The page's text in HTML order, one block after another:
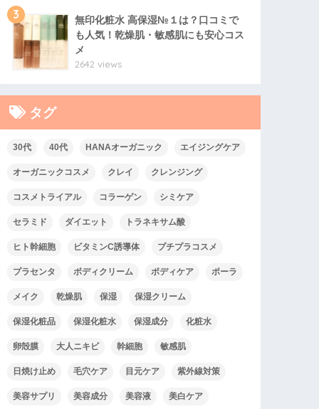
3
無印化粧水 高保湿№１は？口コミで
も人気！乾燥肌・敏感肌にも安心コス
メ
2642 views
タグ
30代 40代 HANAオーガニック エイジングケア
オーガニックコスメ クレイ クレンジング
コスメトライアル コラーゲン シミケア
セラミド ダイエット トラネキサム酸
ヒト幹細胞 ビタミンC誘導体 プチプラコスメ
プラセンタ ボディクリーム ボディケア ポーラ
メイク 乾燥肌 保湿 保湿クリーム
保湿化粧品 保湿化粧水 保湿成分 化粧水
卵殻膜 大人ニキビ 幹細胞 敏感肌
日焼け止め 毛穴ケア 目元ケア 紫外線対策
美容サプリ 美容成分 美容液 美白ケア